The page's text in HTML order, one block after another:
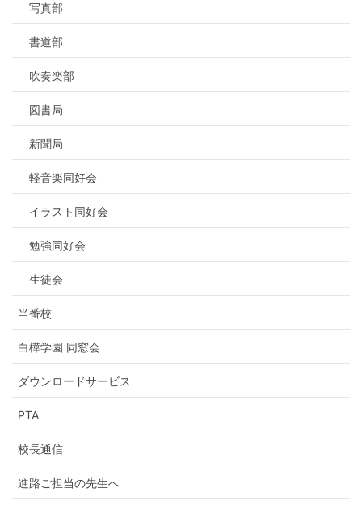
写真部
書道部
吹奏楽部
図書局
新聞局
軽音楽同好会
イラスト同好会
勉強同好会
生徒会
当番校
白樺学園 同窓会
ダウンロードサービス
PTA
校長通信
進路ご担当の先生へ